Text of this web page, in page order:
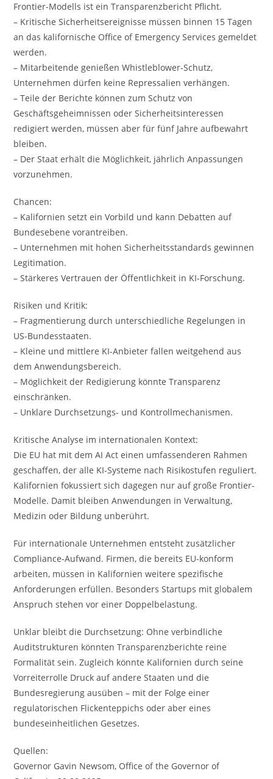
Frontier-Modells ist ein Transparenzbericht Pflicht.
– Kritische Sicherheitsereignisse müssen binnen 15 Tagen
an das kalifornische Office of Emergency Services gemeldet
werden.
– Mitarbeitende genießen Whistleblower-Schutz,
Unternehmen dürfen keine Repressalien verhängen.
– Teile der Berichte können zum Schutz von
Geschäftsgeheimnissen oder Sicherheitsinteressen
redigiert werden, müssen aber für fünf Jahre aufbewahrt
bleiben.
– Der Staat erhält die Möglichkeit, jährlich Anpassungen
vorzunehmen.
Chancen:
– Kalifornien setzt ein Vorbild und kann Debatten auf
Bundesebene vorantreiben.
– Unternehmen mit hohen Sicherheitsstandards gewinnen
Legitimation.
– Stärkeres Vertrauen der Öffentlichkeit in KI-Forschung.
Risiken und Kritik:
– Fragmentierung durch unterschiedliche Regelungen in
US-Bundesstaaten.
– Kleine und mittlere KI-Anbieter fallen weitgehend aus
dem Anwendungsbereich.
– Möglichkeit der Redigierung könnte Transparenz
einschränken.
– Unklare Durchsetzungs- und Kontrollmechanismen.
Kritische Analyse im internationalen Kontext:
Die EU hat mit dem AI Act einen umfassenderen Rahmen
geschaffen, der alle KI-Systeme nach Risikostufen reguliert.
Kalifornien fokussiert sich dagegen nur auf große Frontier-
Modelle. Damit bleiben Anwendungen in Verwaltung,
Medizin oder Bildung unberührt.
Für internationale Unternehmen entsteht zusätzlicher
Compliance-Aufwand. Firmen, die bereits EU-konform
arbeiten, müssen in Kalifornien weitere spezifische
Anforderungen erfüllen. Besonders Startups mit globalem
Anspruch stehen vor einer Doppelbelastung.
Unklar bleibt die Durchsetzung: Ohne verbindliche
Auditstrukturen könnten Transparenzberichte reine
Formalität sein. Zugleich könnte Kalifornien durch seine
Vorreiterrolle Druck auf andere Staaten und die
Bundesregierung ausüben – mit der Folge einer
regulatorischen Flickenteppichs oder aber eines
bundeseinheitlichen Gesetzes.
Quellen:
Governor Gavin Newsom, Office of the Governor of